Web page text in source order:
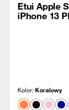
Etui Apple
iPhone 13
Kolor:Koralowy